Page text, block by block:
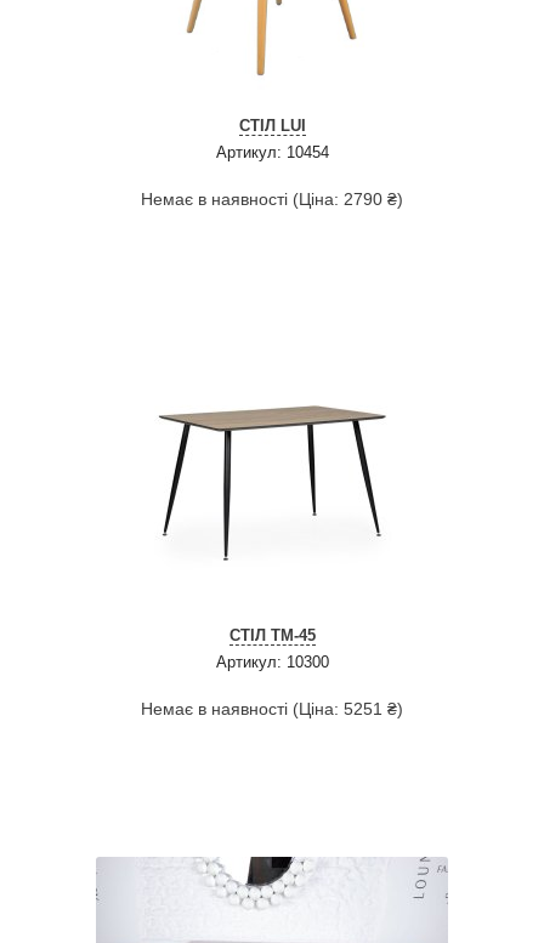
СТІЛ LUI
Артикул: 10454
Немає в наявності (Ціна: 2790 ₴)
СТІЛ TM-45
Артикул: 10300
Немає в наявності (Ціна: 5251 ₴)